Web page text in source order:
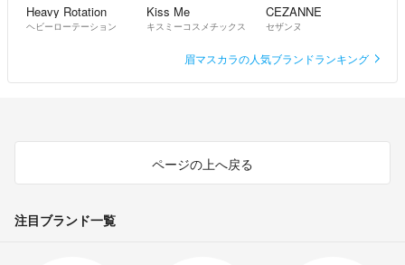
Heavy Rotation
ヘビーローテーション
Kiss Me
キスミーコスメチックス
CEZANNE
セザンヌ
眉マスカラの人気ブランドランキング
ページの上へ戻る
注目ブランド一覧